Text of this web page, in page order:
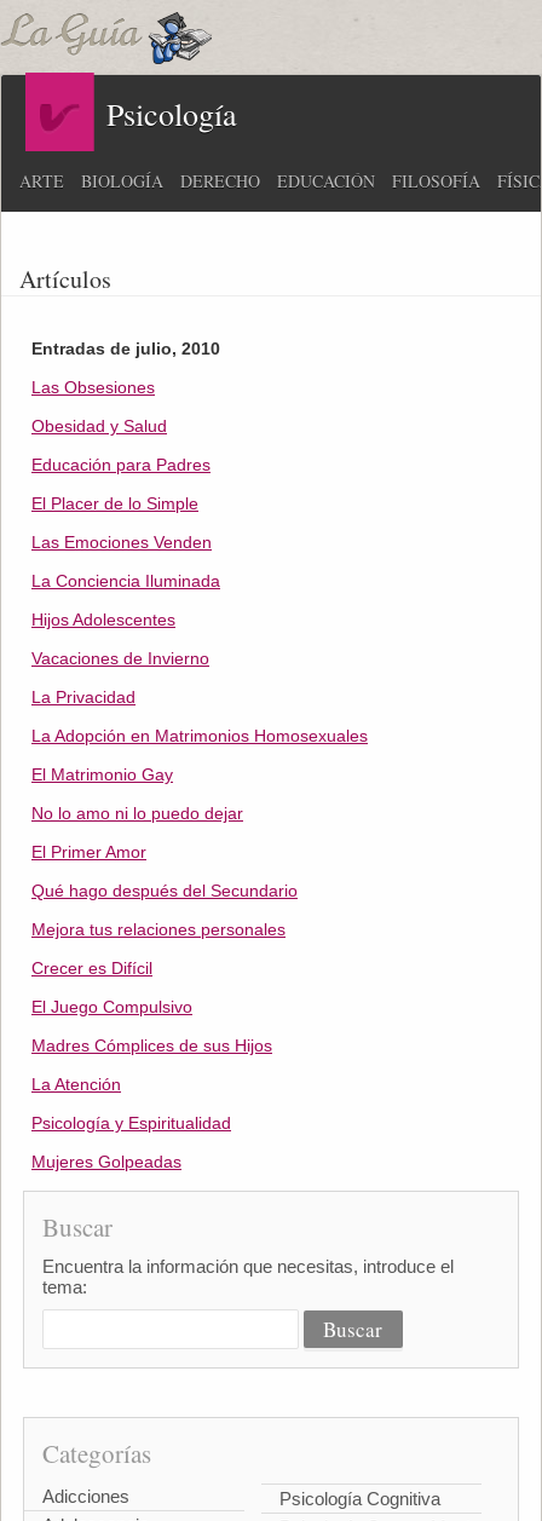
Psicología
ARTE BIOLOGÍA DERECHO EDUCACIÓN FILOSOFÍA
Artículos
Entradas de julio, 2010
Las Obsesiones
Obesidad y Salud
Educación para Padres
El Placer de lo Simple
Las Emociones Venden
La Conciencia Iluminada
Hijos Adolescentes
Vacaciones de Invierno
La Privacidad
La Adopción en Matrimonios Homosexuales
El Matrimonio Gay
No lo amo ni lo puedo dejar
El Primer Amor
Qué hago después del Secundario
Mejora tus relaciones personales
Crecer es Difícil
El Juego Compulsivo
Madres Cómplices de sus Hijos
La Atención
Psicología y Espiritualidad
Mujeres Golpeadas
Buscar
Encuentra la información que necesitas, introduce el
tema:
Categorías
Adicciones
Psicología Cognitiva